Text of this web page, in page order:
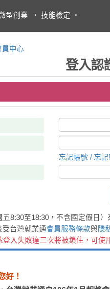
型創業 ・ 技能檢定 ・
員中心
登入認
忘記帳號 / 忘記
8:30至18:30，不含國定假日
受台灣就業通會員服務條款與隱
入失敗達三次將被鎖住，可
好！